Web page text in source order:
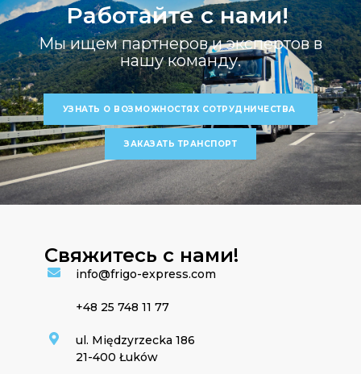
Работайте с нами!
Мы ищем партнеров и экспертов в
нашу команду.
УЗНАТЬ О ВОЗМОЖНОСТЯХ СОТРУДНИЧЕСТВА
ЗАКАЗАТЬ ТРАНСПОРТ
Свяжитесь с нами!​
info@frigo-express.com
+48 25 748 11 77
ul. Międzyrzecka 186
21-400 Łuków